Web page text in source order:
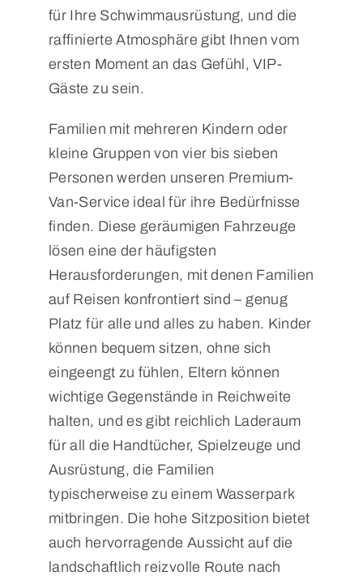
für Ihre Schwimmausrüstung, und die
raffinierte Atmosphäre gibt Ihnen vom
ersten Moment an das Gefühl, VIP-
Gäste zu sein.
Familien mit mehreren Kindern oder
kleine Gruppen von vier bis sieben
Personen werden unseren Premium-
Van-Service ideal für ihre Bedürfnisse
finden. Diese geräumigen Fahrzeuge
lösen eine der häufigsten
Herausforderungen, mit denen Familien
auf Reisen konfrontiert sind – genug
Platz für alle und alles zu haben. Kinder
können bequem sitzen, ohne sich
eingeengt zu fühlen, Eltern können
wichtige Gegenstände in Reichweite
halten, und es gibt reichlich Laderaum
für all die Handtücher, Spielzeuge und
Ausrüstung, die Familien
typischerweise zu einem Wasserpark
mitbringen. Die hohe Sitzposition bietet
auch hervorragende Aussicht auf die
landschaftlich reizvolle Route nach